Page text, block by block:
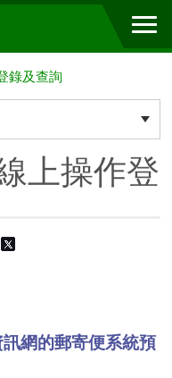
錄及查詢
上操作登
網的郵寄便系統預